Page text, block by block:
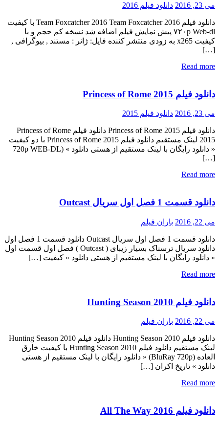
می 23, 2016 دانلود فیلم 2016
دانلود فیلم Team Foxcatcher 2016 Team Foxcatcher 2016 با کیفیت
۷۲۰p Web-dl پیش نمایش فیلم اضافه شد نسخه کم حجم و با
کیفیت x265 به زودی منتشر کننده فایل: ژانر : مستند , بیوگرافی ,
[…]
Read more
دانلود فیلم Princess of Rome 2015
می 23, 2016 دانلود فیلم 2015
دانلود فیلم Princess of Rome 2015 دانلود فیلم Princess of Rome
2015 لینک مستقیم دانلود فیلم Princess of Rome 2015 با دو کیفیت
« دانلود رایگان با لینک مستقیم از هستی دانلود » (720p WEB-DL
[…]
Read more
دانلود قسمت 1 فصل اول سریال Outcast
می 22, 2016 باران فیلم
دانلود قسمت 1 فصل اول سریال Outcast دانلود قسمت 1 فصل اول
دانلود سریال ترسناک بسیار زیبای ( Outcast ) فصل اول قسمت اول
« دانلود رایگان با لینک مستقیم از هستی دانلود » کیفیت […]
Read more
دانلود فیلم Hunting Season 2010
می 22, 2016 باران فیلم
دانلود فیلم Hunting Season 2010 دانلود فیلم Hunting Season 2010
لینک مستقیم دانلود فیلم Hunting Season 2010 با کیفیت خارق
العاده (BluRay 720p) « دانلود رایگان با لینک مستقیم از هستی
دانلود » تاریخ اکران […]
Read more
دانلود فیلم All The Way 2016